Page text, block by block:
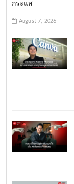
กระแส
August 7, 2026